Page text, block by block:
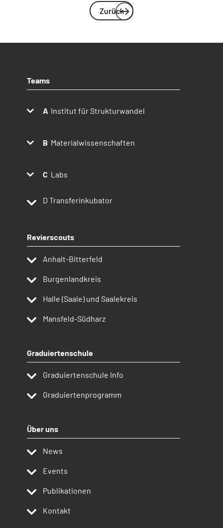
Emotion“
Zurück
Teams
Institut für Strukturwandel
Materialwissenschaften
Labs
D Transferinkubator
Revierscouts
Anhalt-Bitterfeld
Burgenlandkreis
Halle (Saale) und Saalekreis
Mansfeld-Südharz
Graduiertenschule
Graduiertenschule Info
Graduiertenprogramm
Über uns
News
Events
Publikationen
Kontakt